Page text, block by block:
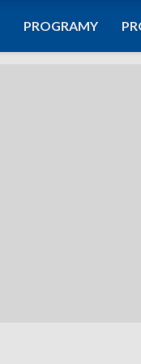
PROGRAMY